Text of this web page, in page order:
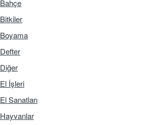
Bahçe
Bitkiler
Boyama
Defter
Diğer
El İşleri
El Sanatları
Hayvanlar